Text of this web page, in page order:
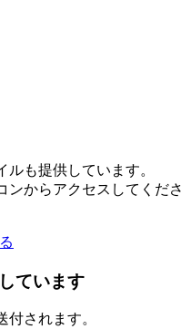
も提供しています。
ンからアクセスしてくださ
ています
されます。